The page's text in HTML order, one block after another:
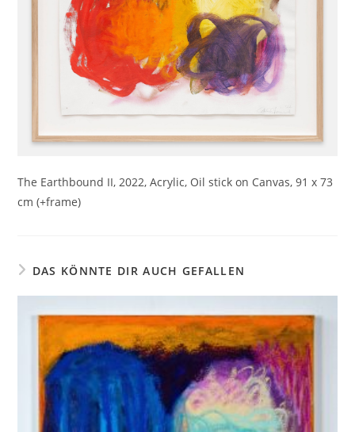
The Earthbound II, 2022, Acrylic, Oil stick on Canvas, 91 x 73
cm (+frame)
DAS KÖNNTE DIR AUCH GEFALLEN